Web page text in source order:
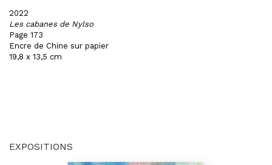
2022
Les cabanes de Nylso
Page 173
Encre de Chine sur papier
19,8 x 13,5 cm
EXPOSITIONS